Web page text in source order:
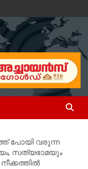
പോയി വരുന്ന
സത്യഭാമയും